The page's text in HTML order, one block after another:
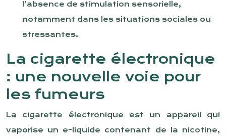
l’absence de stimulation sensorielle,
notamment dans les situations sociales ou
stressantes.
La cigarette électronique
: une nouvelle voie pour
les fumeurs
La cigarette électronique est un appareil qui
vaporise un e-liquide contenant de la nicotine,